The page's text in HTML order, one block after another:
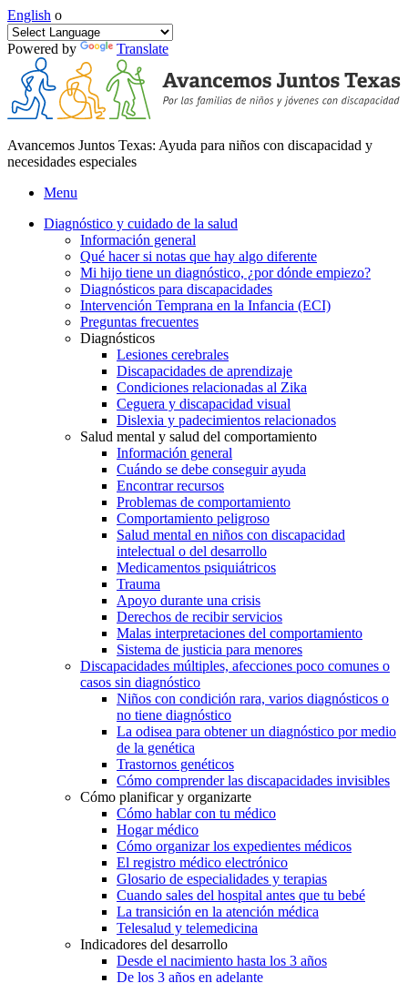
English o
Powered by Translate
Avancemos Juntos Texas: Ayuda para niños con discapacidad y
necesidades especiales
Menu
Diagnóstico y cuidado de la salud
Información general
Qué hacer si notas que hay algo diferente
Mi hijo tiene un diagnóstico, ¿por dónde empiezo?
Diagnósticos para discapacidades
Intervención Temprana en la Infancia (ECI)
Preguntas frecuentes
Diagnósticos
Lesiones cerebrales
Discapacidades de aprendizaje
Condiciones relacionadas al Zika
Ceguera y discapacidad visual
Dislexia y padecimientos relacionados
Salud mental y salud del comportamiento
Información general
Cuándo se debe conseguir ayuda
Encontrar recursos
Problemas de comportamiento
Comportamiento peligroso
Salud mental en niños con discapacidad
intelectual o del desarrollo
Medicamentos psiquiátricos
Trauma
Apoyo durante una crisis
Derechos de recibir servicios
Malas interpretaciones del comportamiento
Sistema de justicia para menores
Discapacidades múltiples, afecciones poco comunes o
casos sin diagnóstico
Niños con condición rara, varios diagnósticos o
no tiene diagnóstico
La odisea para obtener un diagnóstico por medio
de la genética
Trastornos genéticos
Cómo comprender las discapacidades invisibles
Cómo planificar y organizarte
Cómo hablar con tu médico
Hogar médico
Cómo organizar los expedientes médicos
El registro médico electrónico
Glosario de especialidades y terapias
Cuando sales del hospital antes que tu bebé
La transición en la atención médica
Telesalud y telemedicina
Indicadores del desarrollo
Desde el nacimiento hasta los 3 años
De los 3 años en adelante